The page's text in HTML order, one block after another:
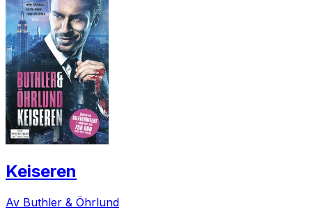
Keiseren
Av Buthler & Öhrlund